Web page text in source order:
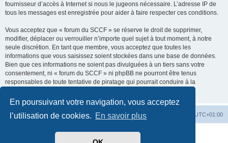
En poursuivant votre navigation, vous acceptez
l’utilisation de cookies. En savoir plus
fournisseur d’accès à Internet si nous le jugeons nécessaire. L’adresse IP de
tous les messages est enregistrée pour aider à faire respecter ces conditions.
Vous acceptez que « forum du SCCF » se réserve le droit de supprimer,
modifier, déplacer ou verrouiller n’importe quel sujet à tout moment, à notre
seule discrétion. En tant que membre, vous acceptez que toutes les
informations que vous saisissez soient stockées dans une base de données.
Bien que ces informations ne soient pas divulguées à un tiers sans votre
consentement, ni « forum du SCCF » ni phpBB ne pourront être tenus
responsables de toute tentative de piratage qui pourrait conduire à la
Index du forum UTC+01:00
Développé parphpBB® Forum Software © phpBB Limited
Traduit par